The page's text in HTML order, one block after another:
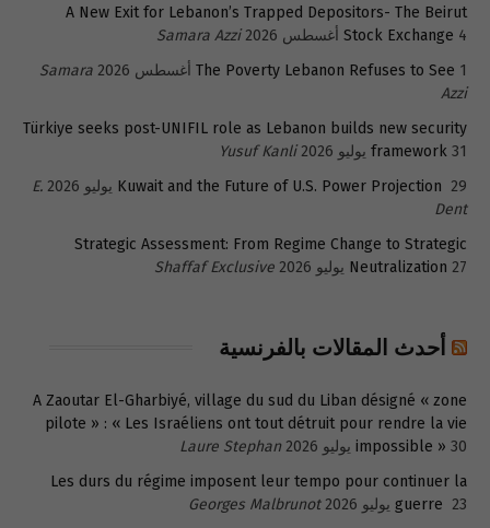
A New Exit for Lebanon’s Trapped Depositors- The Beirut
Stock Exchange 4 أغسطس 2026
Samara Azzi
The Poverty Lebanon Refuses to See 1 أغسطس 2026
Samara
Azzi
Türkiye seeks post-UNIFIL role as Lebanon builds new security
framework 31 يوليو 2026
Yusuf Kanli
Kuwait and the Future of U.S. Power Projection 29 يوليو 2026
E.
Dent
Strategic Assessment: From Regime Change to Strategic
Neutralization 27 يوليو 2026 Shaffaf Exclusive
أحدث المقالات بالفرنسية
A Zaoutar El-Gharbiyé, village du sud du Liban désigné « zone
pilote » : « Les Israéliens ont tout détruit pour rendre la vie
impossible » 30 يوليو 2026
Laure Stephan
Les durs du régime imposent leur tempo pour continuer la
guerre 23 يوليو 2026
Georges Malbrunot